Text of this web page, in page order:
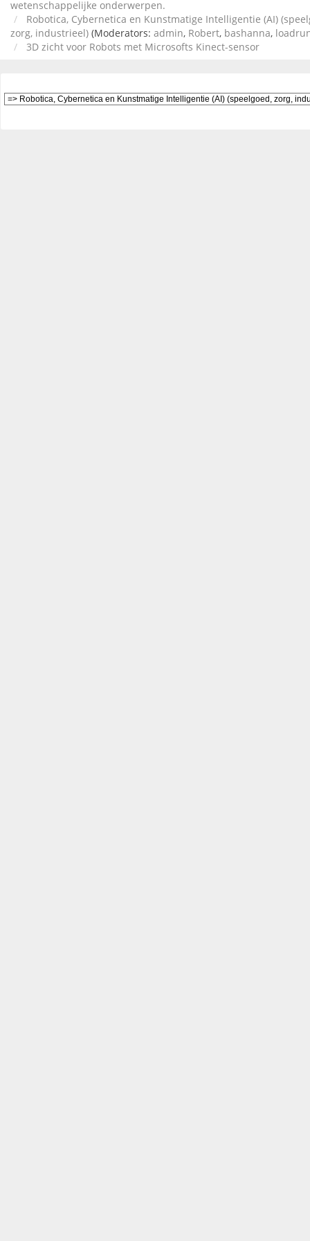
wetenschappelijke onderwerpen.
Robotica, Cybernetica en Kunstmatige Intelligentie (AI)
zorg, industrieel) (Moderators: admin, Robert, bashanna,
3D zicht voor Robots met Microsofts Kinect-sensor